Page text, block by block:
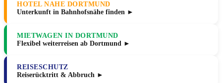
HOTEL NAHE DORTMUND
Unterkunft in Bahnhofsnähe finden ►
MIETWAGEN IN DORTMUND
Flexibel weiterreisen ab Dortmund ►
REISESCHUTZ
Reiserücktritt & Abbruch ►